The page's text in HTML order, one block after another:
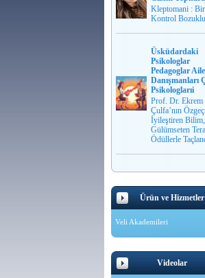
Kleptomani :
Kontrol
Üsküdardaki
Psikologlar
Pedagoglar Aile
Danışmanları
Psikologlarıi
Prof. Dr. Ekrem
Çulfa’nın
İyileştiren Bilim,
Gülümseten
Ödüllerle
Ürün ve Hizmetler
Veli Akademileri
Videolar